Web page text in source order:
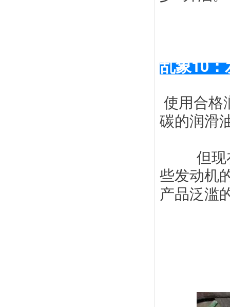
乱象10
碳的润滑
但
些发动机
产品泛滥